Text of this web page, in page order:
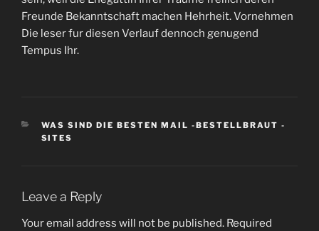
Freunde Bekanntschaft machen Hehrheit. Vornehmen
Die leser fur diesen Verlauf dennoch genugend
Tempus Ihr.
CATEGORIES
WAS SIND DIE BESTEN MAIL -BESTELLBRAUT -
SITES
Leave a Reply
Your email address will not be published. Required